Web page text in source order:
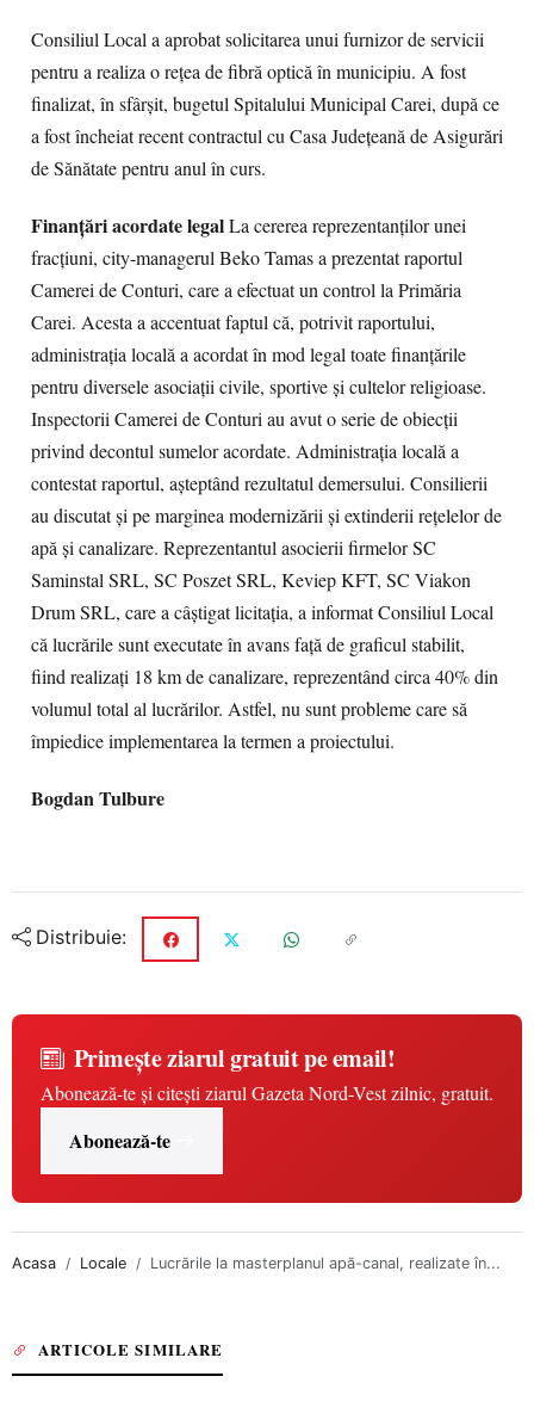
Consiliul Local a aprobat solicitarea unui furnizor de servicii
pentru a realiza o reţea de fibră optică în municipiu. A fost
finalizat, în sfârşit, bugetul Spitalului Municipal Carei, după ce
a fost încheiat recent contractul cu Casa Judeţeană de Asigurări
de Sănătate pentru anul în curs.
Finanţări acordate legalLa cererea reprezentanţilor unei
fracţiuni, city-managerul Beko Tamas a prezentat raportul
Camerei de Conturi, care a efectuat un control la Primăria
Carei. Acesta a accentuat faptul că, potrivit raportului,
administraţia locală a acordat în mod legal toate finanţările
pentru diversele asociaţii civile, sportive şi cultelor religioase.
Inspectorii Camerei de Conturi au avut o serie de obiecţii
privind decontul sumelor acordate. Administraţia locală a
contestat raportul, aşteptând rezultatul demersului. Consilierii
au discutat şi pe marginea modernizării şi extinderii reţelelor de
apă şi canalizare. Reprezentantul asocierii firmelor SC
Saminstal SRL, SC Poszet SRL, Keviep KFT, SC Viakon
Drum SRL, care a câştigat licitaţia, a informat Consiliul Local
că lucrările sunt executate în avans faţă de graficul stabilit,
fiind realizaţi 18 km de canalizare, reprezentând circa 40% din
volumul total al lucrărilor. Astfel, nu sunt probleme care să
împiedice implementarea la termen a proiectului.
Bogdan Tulbure
Distribuie:
Primește ziarul gratuit pe email!
Abonează-te și citești ziarul Gazeta Nord-Vest zilnic, gratuit.
Abonează-te
Acasa Locale Lucrările la masterplanul apă-canal, realizate în...
ARTICOLE SIMILARE